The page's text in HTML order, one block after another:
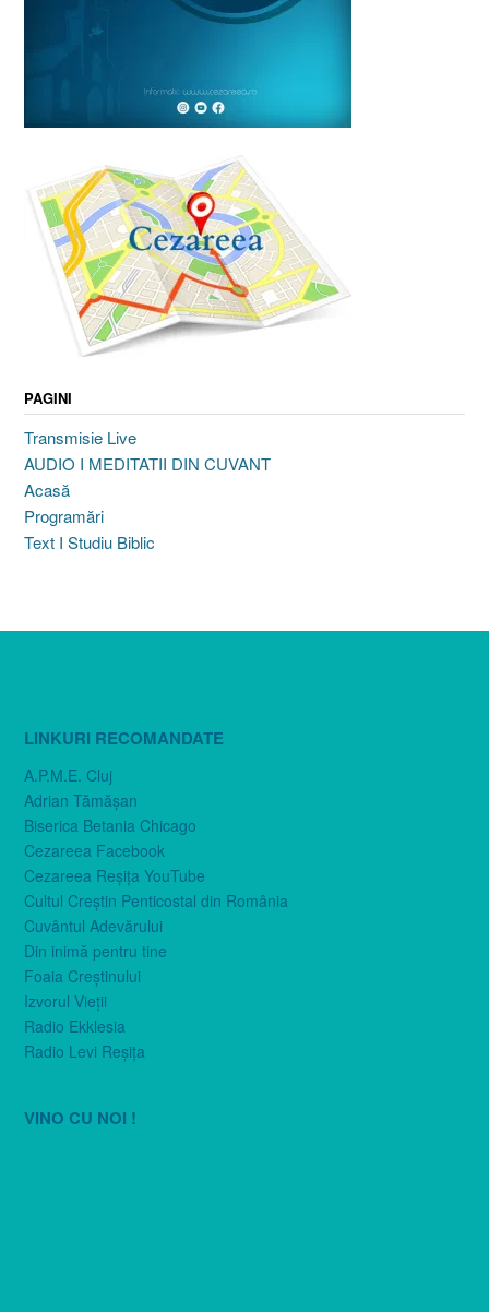
PAGINI
Transmisie Live
AUDIO I MEDITATII DIN CUVANT
Acasă
Programări
Text I Studiu Biblic
LINKURI RECOMANDATE
A.P.M.E. Cluj
Adrian Tămăşan
Biserica Betania Chicago
Cezareea Facebook
Cezareea Reşiţa YouTube
Cultul Creştin Penticostal din România
Cuvântul Adevărului
Din inimă pentru tine
Foaia Creştinului
Izvorul Vieţii
Radio Ekklesia
Radio Levi Reşiţa
VINO CU NOI !